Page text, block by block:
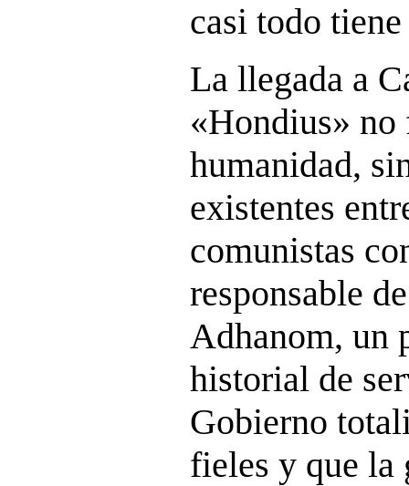
casi todo
La llegada a
«Hondius» no
humanidad,
existentes
comunistas
responsable
Adhanom, un
historial de
Gobierno
fieles y que la